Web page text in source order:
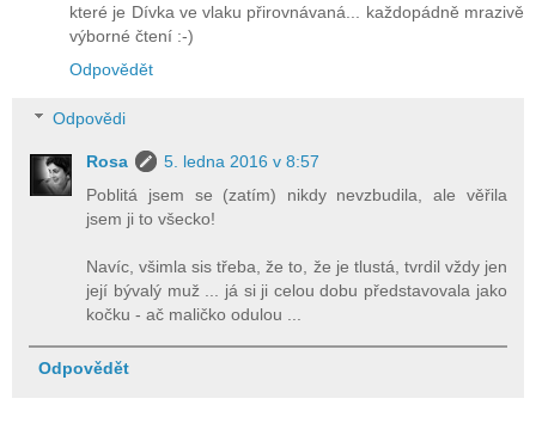
které je Dívka ve vlaku přirovnávaná... každopádně mrazivě
výborné čtení :-)
Odpovědět
Odpovědi
Rosa
5. ledna 2016 v 8:57
Poblitá jsem se (zatím) nikdy nevzbudila, ale věřila
jsem ji to všecko!
Navíc, všimla sis třeba, že to, že je tlustá, tvrdil vždy jen
její bývalý muž ... já si ji celou dobu představovala jako
kočku - ač maličko odulou ...
Odpovědět